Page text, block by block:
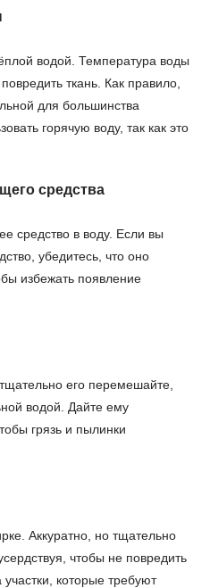
водой. Температура воды
ткань. Как правило,
для большинства
горячую воду, так как это
средства
средство в воду. Если вы
убедитесь, что оно
избежать появление
его перемешайте,
водой. Дайте ему
грязь и пылинки
Аккуратно, но тщательно
чтобы не повредить
которые требуют